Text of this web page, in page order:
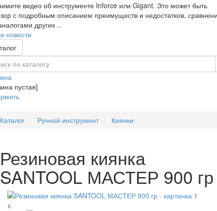
видео об инструменте Inforce или Gigant. Это может быть
с подробным описанием преимуществ и недостатков,
других ..
новости
пустая]
Каталог Ручной инструмент Киянки
Резиновая киянка
SANTOOL МАСТЕР 900 гр
<